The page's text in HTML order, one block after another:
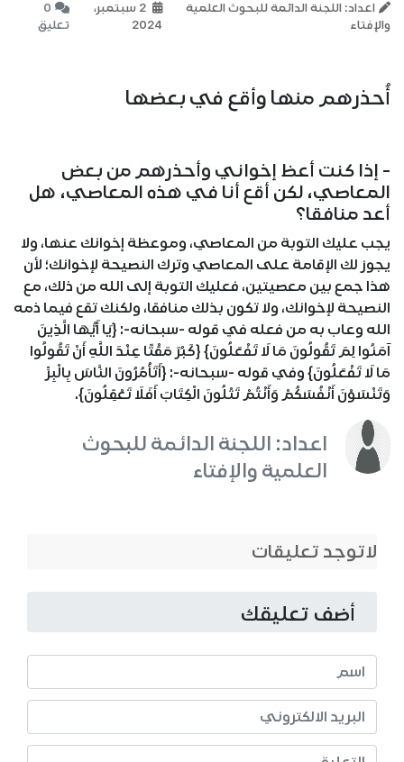
اعداد: اللجنة الدائمة للبحوث العلمية
والإفتاء
2 سبتمبر،
2024
0
تعليق
أُحذرهم منها وأقع في بعضها
- إذا كنت أعظ إخواني وأحذرهم من بعض
المعاصي، لكن أقع أنا في هذه المعاصي، هل
أعد منافقا؟
يجب عليك التوبة من المعاصي، وموعظة إخوانك عنها، ولا
يجوز لك الإقامة على المعاصي وترك النصيحة لإخوانك؛ لأن
هذا جمع بين معصيتين، فعليك التوبة إلى الله من ذلك، مع
النصيحة لإخوانك، ولا تكون بذلك منافقا، ولكنك تقع فيما ذمه
الله وعاب به من فعله في قوله -سبحانه-: {يَا أَيُّهَا الَّذِينَ
آمَنُوا لِمَ تَقُولُونَ مَا لَا تَفْعَلُونَ} {كَبُرَ مَقْتًا عِنْدَ اللَّهِ أَنْ تَقُولُوا
مَا لَا تَفْعَلُونَ} وفي قوله -سبحانه-: {أَتَأْمُرُونَ النَّاسَ بِالْبِرِّ
وَتَنْسَوْنَ أَنْفُسَكُمْ وَأَنْتُمْ تَتْلُونَ الْكِتَابَ أَفَلَا تَعْقِلُونَ}.
اعداد: اللجنة الدائمة للبحوث
العلمية والإفتاء
لاتوجد تعليقات
أضف تعليقك